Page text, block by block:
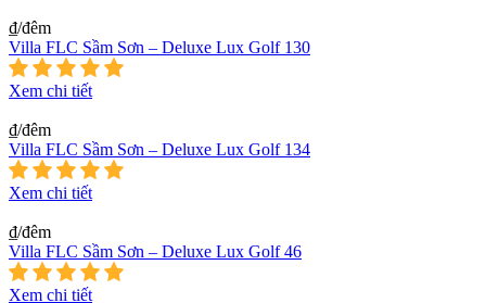
₫/đêm
Villa FLC Sầm Sơn – Deluxe Lux Golf 130
Xem chi tiết
₫/đêm
Villa FLC Sầm Sơn – Deluxe Lux Golf 134
Xem chi tiết
₫/đêm
Villa FLC Sầm Sơn – Deluxe Lux Golf 46
Xem chi tiết